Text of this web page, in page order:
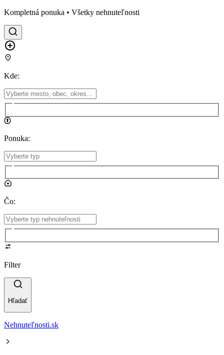
Kompletná ponuka • Všetky nehnuteľnosti
Kde:
Ponuka:
Čo:
Filter
Hľadať
Nehnuteľnosti.sk